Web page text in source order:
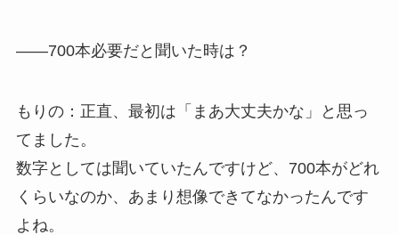
——700本必要だと聞いた時は？
もりの：正直、最初は「まあ大丈夫かな」と思っ
てました。
数字としては聞いていたんですけど、700本がどれ
くらいなのか、あまり想像できてなかったんです
よね。